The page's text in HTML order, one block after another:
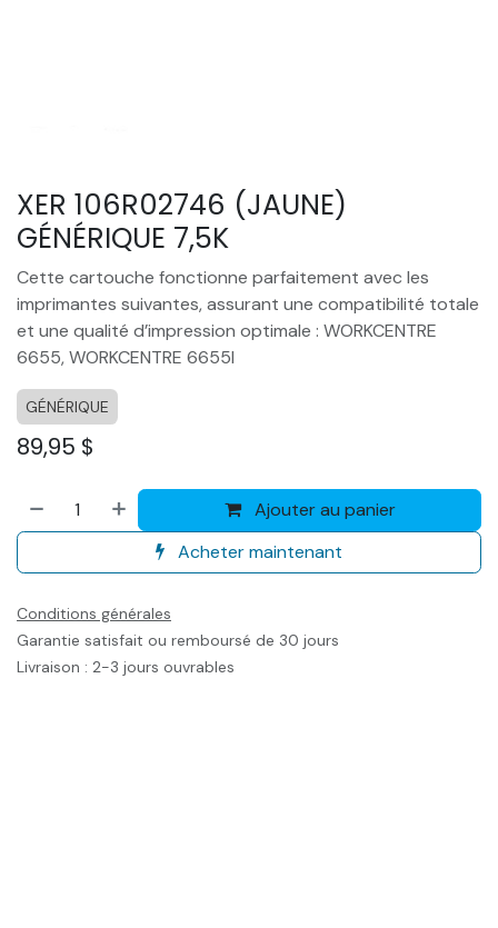
XER 106R02746 (JAUNE)
GÉNÉRIQUE 7,5K
Cette cartouche fonctionne parfaitement avec les
imprimantes suivantes, assurant une compatibilité totale
et une qualité d’impression optimale : WORKCENTRE
6655, WORKCENTRE 6655I
GÉNÉRIQUE
89,95 $
Ajouter au panier
Acheter maintenant
Conditions générales
Garantie satisfait ou remboursé de 30 jours
Livraison : 2-3 jours ouvrables